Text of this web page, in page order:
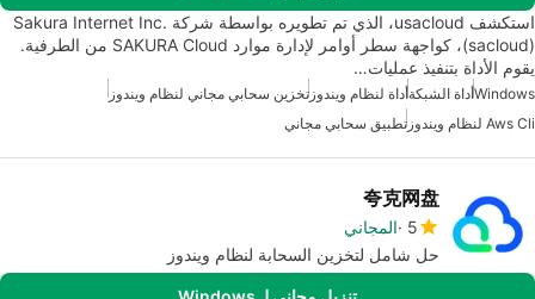
استكشف usacloud، الذي تم تطويره بواسطة شركة Sakura Internet Inc.
(sacloud)، كواجهة سطر أوامر لإدارة موارد SAKURA Cloud من الطرفية.
يقوم الأداة بتنفيذ عمليات…
Windowsأداة الشبكةأداة لنظام ويندوز تخزين سحابي مجاني لنظام ويندوز
Aws Cli لنظام ويندوز
تطبيق سحابي مجاني
夸克网盘
5 المجاني
حل شامل لتخزين السحابة لنظام ويندوز